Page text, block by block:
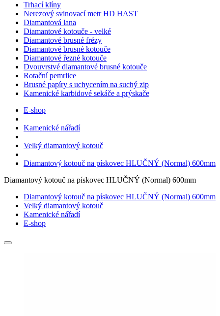
Trhací klíny
Nerezový svinovací metr HD HAST
Diamantová lana
Diamantové kotouče - velké
Diamantové brusné frézy
Diamantové brusné kotouče
Diamantové řezné kotouče
Dvouvrstvé diamantové brusné kotouče
Rotační pemrlice
Brusné papíry s uchycením na suchý zip
Kamenické karbidové sekáče a prýskače
E-shop
Kamenické nářadí
Velký diamantový kotouč
Diamantový kotouč na pískovec HLUČNÝ (Normal) 600mm
Diamantový kotouč na pískovec HLUČNÝ (Normal) 600mm
Diamantový kotouč na pískovec HLUČNÝ (Normal) 600mm
Velký diamantový kotouč
Kamenické nářadí
E-shop